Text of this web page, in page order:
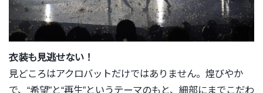
衣装も見逃せない！
見どころはアクロバットだけではありません。煌びやか
で、“希望”と“再生”というテーマのもと、 細部にまでこだわ